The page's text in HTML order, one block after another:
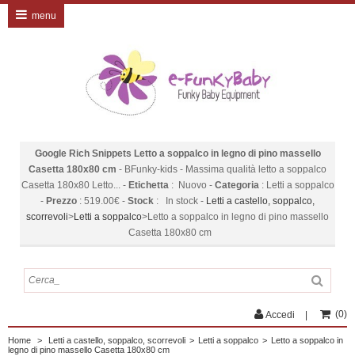
Google Rich Snippets Letto a soppalco in legno di pino massello
Casetta 180x80 cm - BFunky-kids - Massima qualità letto a soppalco
Casetta 180x80 Letto...- Etichetta: Nuovo - Categoria: Letti a soppalco
- Prezzo : 519.00€ - Stock : In stock - Letti a castello, soppalco,
scorrevoli>Letti a soppalco>Letto a soppalco in legno di pino massello
Casetta 180x80 cm
menu
Accedi (0)
Home > Letti a castello, soppalco, scorrevoli > Letti a soppalco > Letto a soppalco in
legno di pino massello Casetta 180x80 cm